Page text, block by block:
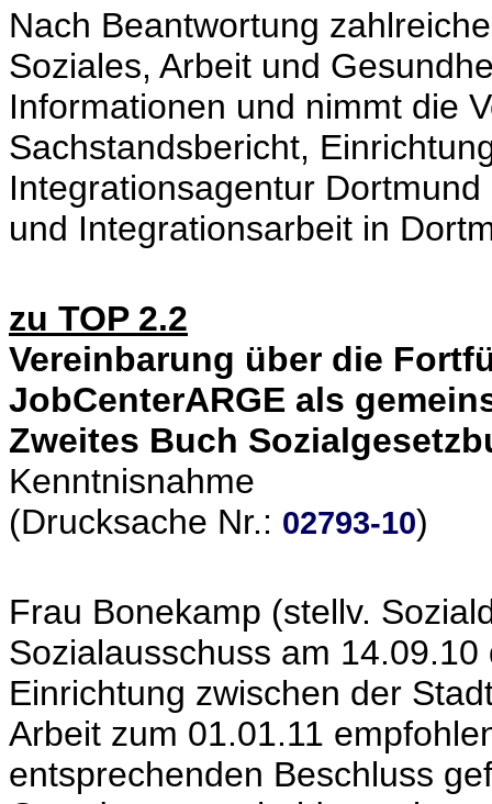
Nach Beantwortung
Soziales, Arbeit und
Informationen und nimmt die
Sachstandsbericht,
Integrationsagentur
und Integrationsarbeit in
zu TOP 2.2
Vereinbarung über die
JobCenterARGE als
Zweites Buch
Kenntnisnahme
(Drucksache Nr.: 02793-10)
Frau Bonekamp (stellv.
Sozialausschuss am
Einrichtung zwischen der
Arbeit zum 01.01.11
entsprechenden Beschluss